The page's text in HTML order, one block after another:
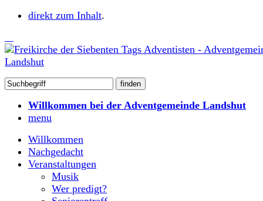
direkt zum Inhalt.
Willkommen bei der Adventgemeinde Landshut
menu
Willkommen
Nachgedacht
Veranstaltungen
Musik
Wer predigt?